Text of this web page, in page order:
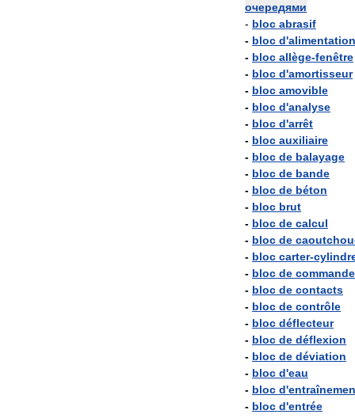
очередями
- bloc abrasif
- bloc d'alimentation
- bloc allège-fenêtre
- bloc d'amortisseur
- bloc amovible
- bloc d'analyse
- bloc d'arrêt
- bloc auxiliaire
- bloc de balayage
- bloc de bande
- bloc de béton
- bloc brut
- bloc de calcul
- bloc de
- bloc carter-
- bloc de commande
- bloc de contacts
- bloc de contrôle
- bloc déflecteur
- bloc de déflexion
- bloc de déviation
- bloc d'eau
- bloc d'
- bloc d'entrée